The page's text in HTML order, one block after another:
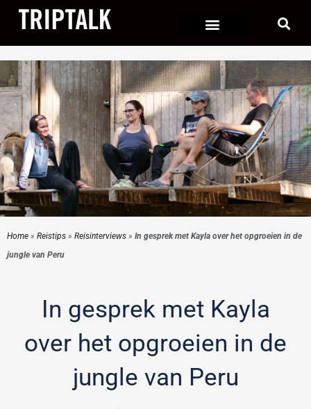
de
inhoud
Home » Reistips » Reisinterviews » In gesprek met Kayla over het opgroeien in de
jungle van Peru
In gesprek met Kayla
over het opgroeien in de
jungle van Peru